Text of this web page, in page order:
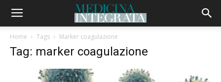
Home Tags Marker coagulazione
Tag: marker coagulazione